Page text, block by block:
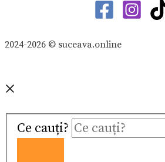
2024-2026 © suceava.online
Ce cauți?